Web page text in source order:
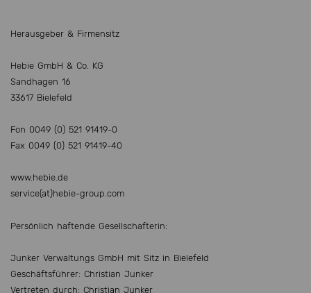
Herausgeber & Firmensitz
Hebie GmbH & Co. KG
Sandhagen 16
33617 Bielefeld
Fon 0049 (0) 521 91419-0
Fax 0049 (0) 521 91419-40
www.hebie.de
service(at)hebie-group.com
Persönlich haftende Gesellschafterin:
Junker Verwaltungs GmbH mit Sitz in Bielefeld
Geschäftsführer: Christian Junker
Vertreten durch: Christian Junker